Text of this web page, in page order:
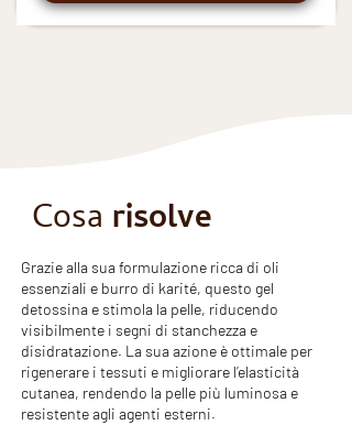
Cosa risolve
Grazie alla sua formulazione ricca di oli
essenziali e burro di karité, questo gel
detossina e stimola la pelle, riducendo
visibilmente i segni di stanchezza e
disidratazione. La sua azione è ottimale per
rigenerare i tessuti e migliorare l’elasticità
cutanea, rendendo la pelle più luminosa e
resistente agli agenti esterni.